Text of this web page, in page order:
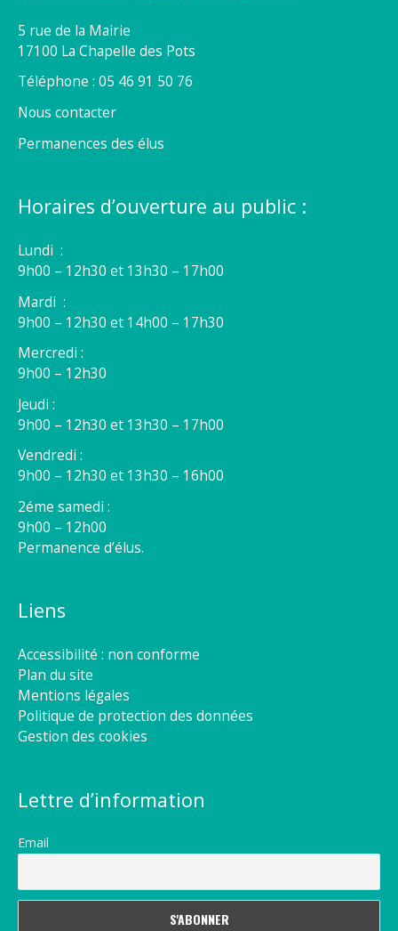
5 rue de la Mairie
17100 La Chapelle des Pots
Téléphone : 05 46 91 50 76
Nous contacter
Permanences des élus
Horaires d’ouverture au public :
Lundi :
9h00 – 12h30 et 13h30 – 17h00
Mardi :
9h00 – 12h30 et 14h00 – 17h30
Mercredi :
9h00 – 12h30
Jeudi :
9h00 – 12h30 et 13h30 – 17h00
Vendredi :
9h00 – 12h30 et 13h30 – 16h00
2éme samedi :
9h00 – 12h00
Permanence d’élus.
Liens
Accessibilité : non conforme
Plan du site
Mentions légales
Politique de protection des données
Gestion des cookies
Lettre d’information
Email